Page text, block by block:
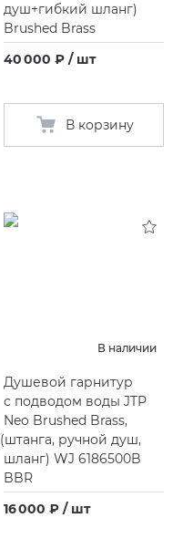
душ+гибкий шланг)
Brushed Brass
40 000 ₽ / шт
В корзину
В наличии
Душевой гарнитур
с подводом воды JTP
Neo Brushed Brass,
(штанга, ручной душ,
шланг) WJ 6186500B
BBR
16 000 ₽ / шт